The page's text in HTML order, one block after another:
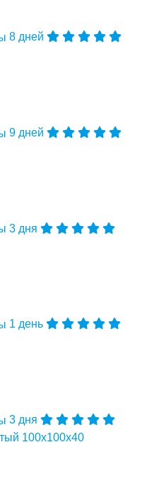
8 дней
9 дней
3 дня
1 день
3 дня
100х100х40